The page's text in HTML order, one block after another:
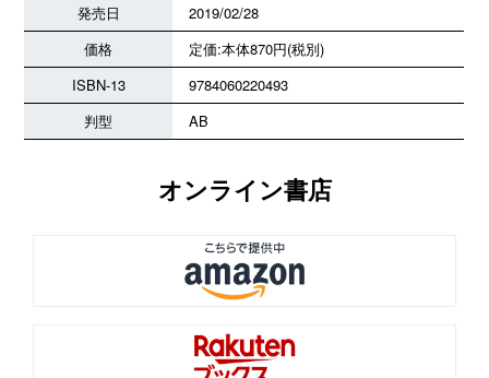
発売日
2019/02/28
価格
定価:本体870円(税別)
ISBN-13
9784060220493
判型
AB
オンライン書店